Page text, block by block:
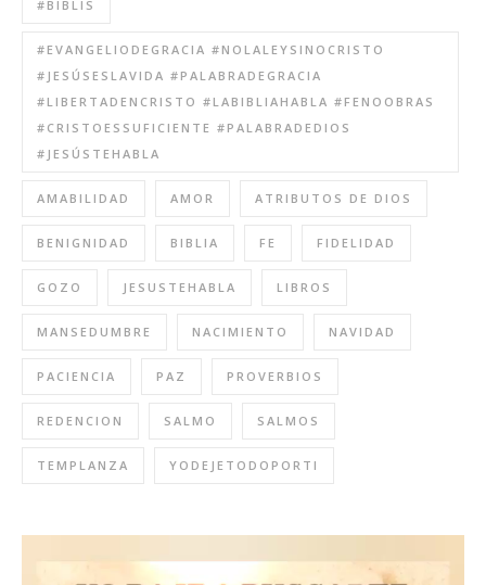
#BIBLIS
#EVANGELIODEGRACIA #NOLALEYSINOCRISTO
#JESÚSESLAVIDA #PALABRADEGRACIA
#LIBERTADENCRISTO #LABIBLIAHABLA #FENOOBRAS
#CRISTOESSUFICIENTE #PALABRADEDIOS
#JESÚSTEHABLA
AMABILIDAD AMOR ATRIBUTOS DE DIOS
BENIGNIDAD BIBLIA FE FIDELIDAD
GOZO JESUSTEHABLA LIBROS
MANSEDUMBRE NACIMIENTO NAVIDAD
PACIENCIA PAZ PROVERBIOS
REDENCION SALMO SALMOS
TEMPLANZA YODEJETODOPORTI